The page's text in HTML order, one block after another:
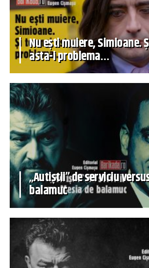
Nu ești muiere, Simioane.
asta-i problema…
„Autiștii” de serviciu
balamuc